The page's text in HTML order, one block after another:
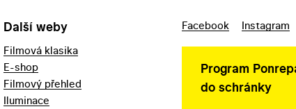
Další weby
Filmová klasika
E-shop
Filmový přehled
Iluminace
Facebook Instagram
Program
do schránky